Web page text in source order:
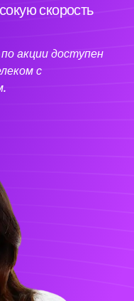
скорость
акции доступен
с